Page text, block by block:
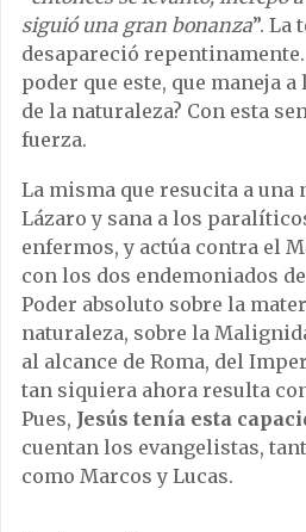
siguió una gran bonanza”. La
desapareció repentinamente.
poder que este, que maneja
de la naturaleza? Con esta
fuerza.
La misma que resucita a una
Lázaro y sana a los
enfermos, y actúa contra el
con los dos endemoniados de
Poder absoluto sobre la
naturaleza, sobre la
al alcance de Roma, del
tan siquiera ahora resulta
Pues, Jesús tenía esta
cuentan los evangelistas,
como Marcos y Lucas.